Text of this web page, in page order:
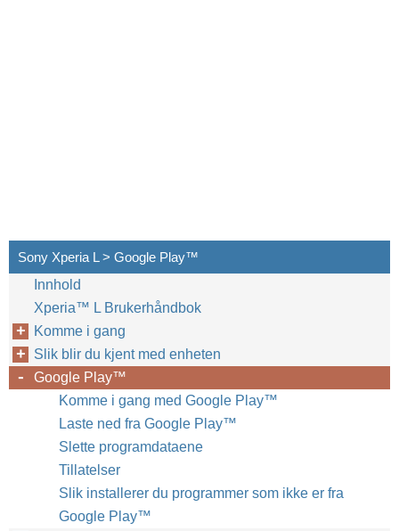
Sony Xperia L > Google Play™‎
Innhold
Xperia™‎ L Brukerhåndbok
Komme i gang
Slik blir du kjent med enheten
Google Play™‎
Komme i gang med Google Play™‎
Laste ned fra Google Play™‎
Slette programdataene
Tillatelser
Slik installerer du programmer som ikke er fra
Google Play™‎